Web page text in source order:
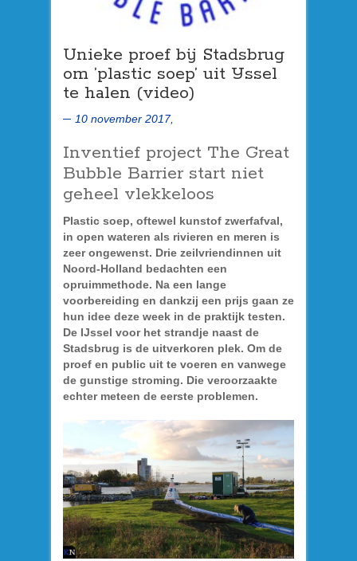
Unieke proef bij Stadsbrug
om ’plastic soep’ uit IJssel
te halen (video)
10 november 2017,
Inventief project The Great
Bubble Barrier start niet
geheel vlekkeloos
Plastic soep, oftewel kunstof zwerfafval,
in open wateren als rivieren en meren is
zeer ongewenst. Drie zeilvriendinnen uit
Noord-Holland bedachten een
opruimmethode. Na een lange
voorbereiding en dankzij een prijs gaan ze
hun idee deze week in de praktijk testen.
De IJssel voor het strandje naast de
Stadsbrug is de uitverkoren plek. Om de
proef en public uit te voeren en vanwege
de gunstige stroming. Die veroorzaakte
echter meteen de eerste problemen.